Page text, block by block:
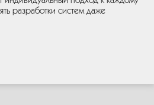
разработки систем даже